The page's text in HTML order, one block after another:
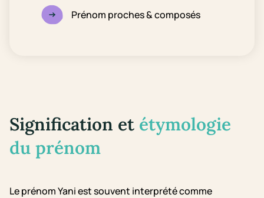
Prénom proches & composés
Signification et étymologie
du prénom
Le prénom Yani est souvent interprété comme